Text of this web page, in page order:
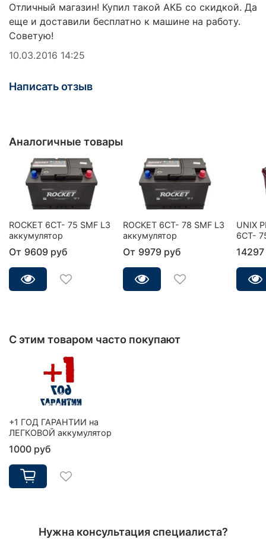
Отличный магазин! Купил такой АКБ со скидкой. Да
еще и доставили бесплатно к машине на работу.
Советую!
10.03.2016 14:25
Написать отзыв
Аналогичные товары
ROCKET 6CT- 75 SMF L3
аккумулятор
От 9609 руб
ROCKET 6CT- 78 SMF L3
аккумулятор
От 9979 руб
UNIX
6СТ-
С этим товаром часто покупают
+1 ГОД ГАРАНТИИ на
ЛЕГКОВОЙ аккумулятор
1000 руб
Нужна консультация специалиста?